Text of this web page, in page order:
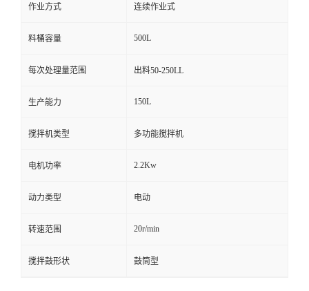
作业方式 连续作业式
料桶容量 500L
每次处理量范围 出料50-250LL
生产能力 150L
搅拌机类型 多功能搅拌机
电机功率 2.2Kw
动力类型 电动
转速范围 20r/min
搅拌鼓形状 鼓筒型